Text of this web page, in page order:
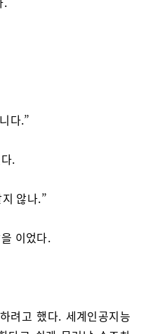
다.”
.
않나.”
이었다.
려고 했다. 세계인공지능